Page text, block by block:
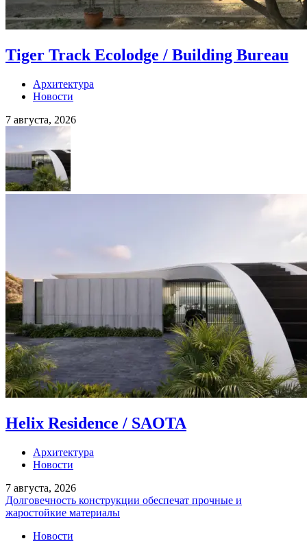
Tiger Track Ecolodge / Building Bureau
Архитектура
Новости
7 августа, 2026
Helix Residence / SAOTA
Архитектура
Новости
7 августа, 2026
Долговечность конструкции обеспечат прочные и
жаростойкие материалы
Новости